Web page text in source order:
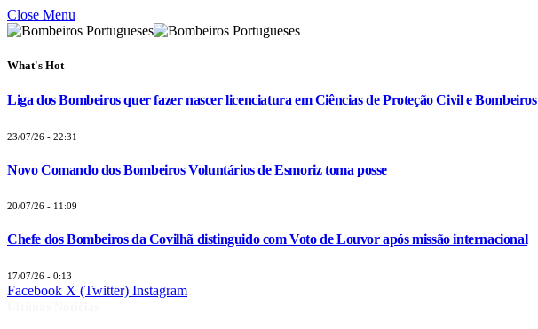
Close Menu
What's Hot
Liga dos Bombeiros quer fazer nascer licenciatura em Ciências de Proteção Civil e Bombeiros
23/07/26 - 22:31
Novo Comando dos Bombeiros Voluntários de Esmoriz toma posse
20/07/26 - 11:09
Chefe dos Bombeiros da Covilhã distinguido com Voto de Louvor após missão internacional
17/07/26 - 0:13
Facebook X (Twitter) Instagram